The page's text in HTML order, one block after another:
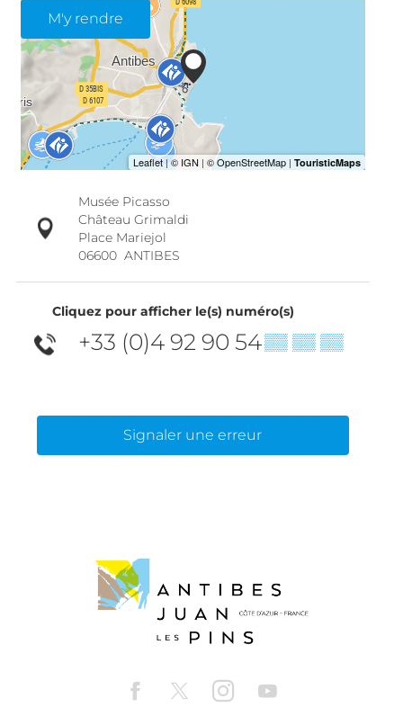
M'y rendre
Musée Picasso
Château Grimaldi
Place Mariejol
06600 ANTIBES
Cliquez pour afficher le(s) numéro(s)
+33 (0)4 92 90 54▒▒ ▒▒ ▒▒
Signaler une erreur